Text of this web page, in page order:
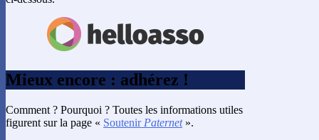
Mieux encore : adhérez !
Comment ? Pourquoi ? Toutes les informations utiles
figurent sur la page « Soutenir Paternet».